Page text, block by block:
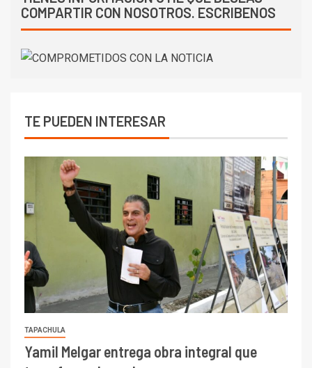
COMPARTIR CON NOSOTROS. ESCRIBENOS
TE PUEDEN INTERESAR
TAPACHULA
Yamil Melgar entrega obra integral que